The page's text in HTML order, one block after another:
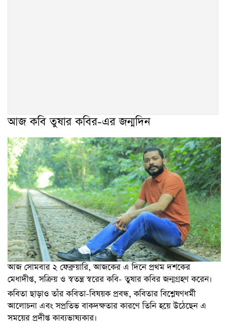
আজ কবি তুষার কবির-এর জন্মদিন
আজ সোমবার ২ ফেব্রুয়ারি, আজকের এ দিনে প্রথম দশকের
মেধাদীপ্ত, সক্রিয় ও স্বতন্ত্র স্বরের কবি- তুষার কবির জন্মগ্রহণ করেন।
কবিতা ছাড়াও তাঁর কবিতা-বিষয়ক প্রবন্ধ, কবিতার বিশ্লেষণধর্মী
আলোচনা এবং সপ্রতিভ বাকদক্ষতার কারণে তিনি হয়ে উঠেছেন এ
সময়ের প্রদীপ্ত কাব্যভাষ্যকার।